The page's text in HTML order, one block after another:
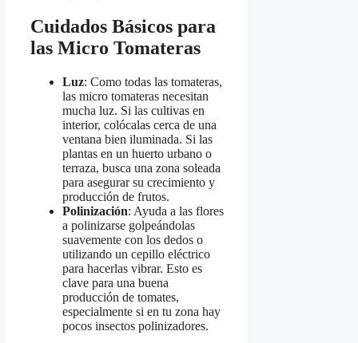
Cuidados Básicos para
las Micro Tomateras
Luz: Como todas las tomateras,
las micro tomateras necesitan
mucha luz. Si las cultivas en
interior, colócalas cerca de una
ventana bien iluminada. Si las
plantas en un huerto urbano o
terraza, busca una zona soleada
para asegurar su crecimiento y
producción de frutos.
Polinización: Ayuda a las flores
a polinizarse golpeándolas
suavemente con los dedos o
utilizando un cepillo eléctrico
para hacerlas vibrar. Esto es
clave para una buena
producción de tomates,
especialmente si en tu zona hay
pocos insectos polinizadores.